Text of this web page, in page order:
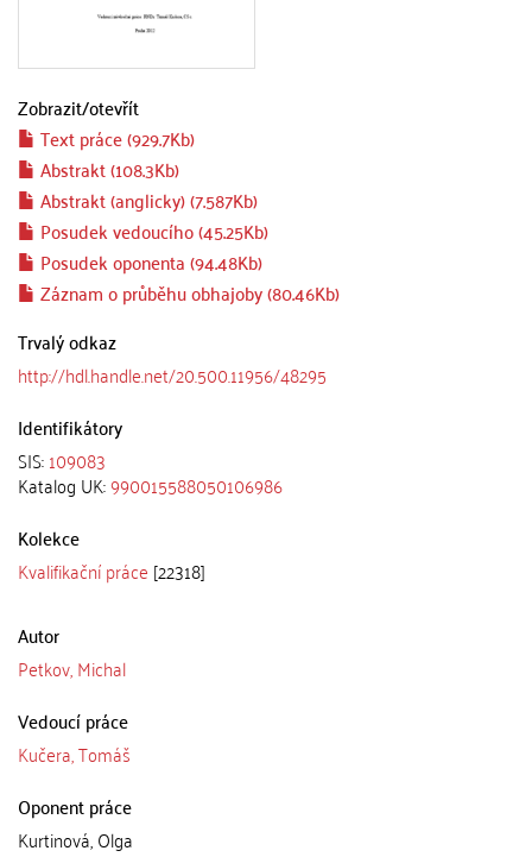
Zobrazit/otevřít
Text práce (929.7Kb)
Abstrakt (108.3Kb)
Abstrakt (anglicky) (7.587Kb)
Posudek vedoucího (45.25Kb)
Posudek oponenta (94.48Kb)
Záznam o průběhu obhajoby (80.46Kb)
Trvalý odkaz
http://hdl.handle.net/20.500.11956/48295
Identifikátory
SIS:109083
Katalog UK:990015588050106986
Kolekce
Kvalifikační práce [22318]
Autor
Petkov, Michal
Vedoucí práce
Kučera, Tomáš
Oponent práce
Kurtinová, Olga